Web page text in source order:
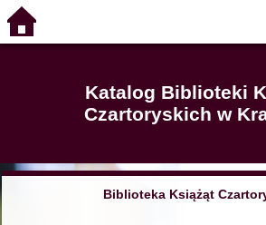
Katalog Biblioteki
Czartoryskich w
Biblioteka Książąt